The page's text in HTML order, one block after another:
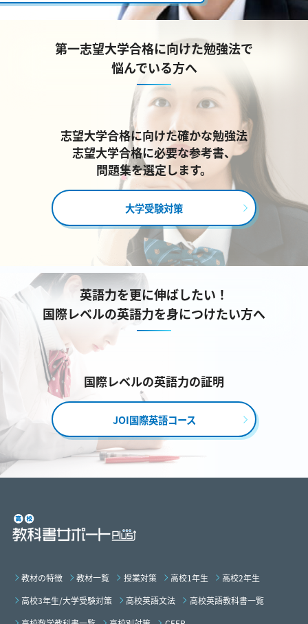
第一志望大学合格に向けた勉強法で
悩んでいる方へ
志望大学合格に向けた確かな勉強法
志望大学合格に必要な参考書、
問題集を選定します。
大学受験対策
英語力を更に伸ばしたい！
国際レベルの英語力を身につけたい方へ
国際レベルの英語力の証明
JOI国際英語コース
教材の特徴 教材一覧 授業対策 高校1年生
高校2年生
高校3年生/大学受験対策
高校英語文法
高校英語教科書一覧